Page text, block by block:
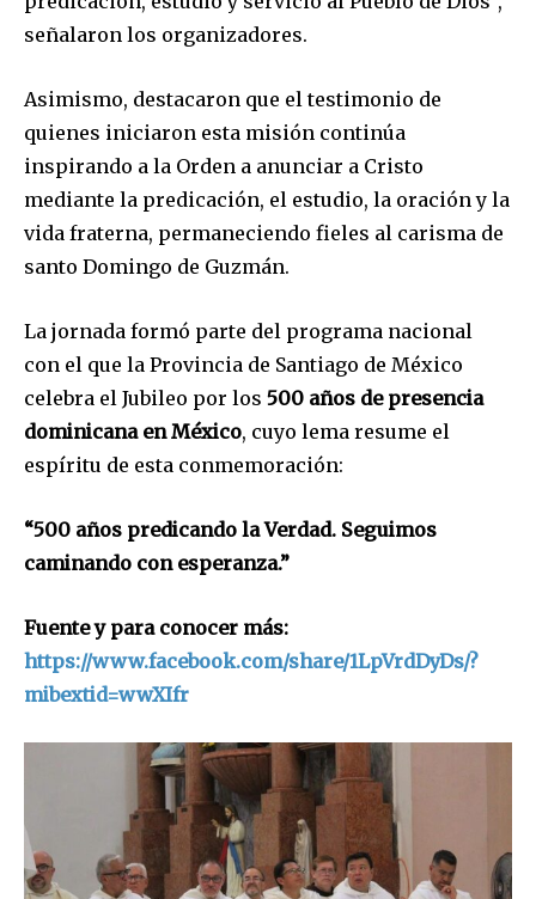
señalaron los organizadores.
Asimismo, destacaron que el testimonio de
quienes iniciaron esta misión continúa
inspirando a la Orden a anunciar a Cristo
mediante la predicación, el estudio, la oración y la
vida fraterna, permaneciendo fieles al carisma de
santo Domingo de Guzmán.
La jornada formó parte del programa nacional
con el que la Provincia de Santiago de México
celebra el Jubileo por los 500 años de presencia
dominicana en México, cuyo lema resume el
espíritu de esta conmemoración:
“500 años predicando la Verdad. Seguimos
caminando con esperanza.”
Fuente y para conocer más:
https://www.facebook.com/share/1LpVrdDyDs/?
mibextid=wwXIfr